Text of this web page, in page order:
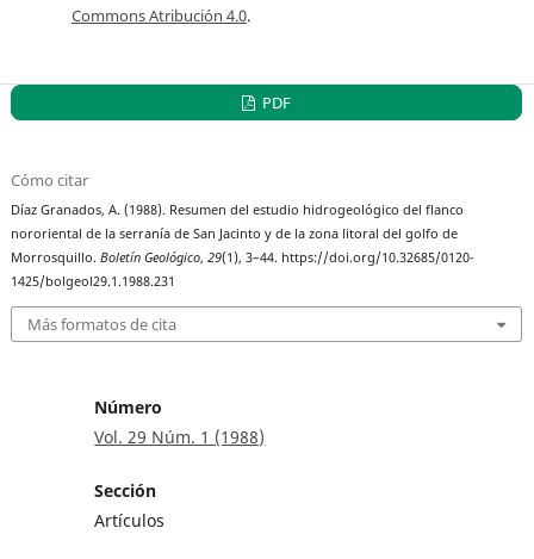
Commons Atribución 4.0.
PDF
Cómo citar
Díaz Granados, A. (1988). Resumen del estudio hidrogeológico del flanco
nororiental de la serranía de San Jacinto y de la zona litoral del golfo de
Morrosquillo.Boletín Geológico,29(1), 3–44. https://doi.org/10.32685/0120-
1425/bolgeol29.1.1988.231
Más formatos de cita
Número
Vol. 29 Núm. 1 (1988)
Sección
Artículos